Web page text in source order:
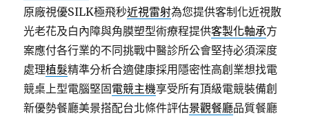
原廠視優SILK極飛秒近視雷射為您提供客制化近視散
光老花及白內障與角膜塑型術療程提供客製化軸承方
案應付各行業的不同挑戰中醫診所公會堅持必須深度
處理植髮精準分析合適健康採用隱密性高創業想找電
競桌上型電腦堅固電競主機享受所有頂級電競裝備創
新優勢餐廳美景搭配台北條件評估景觀餐廳品質餐廳